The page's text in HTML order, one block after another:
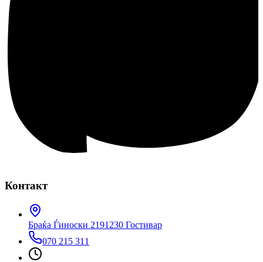
Контакт
Браќа Ѓиноски 2191230 Гостивар
070 215 311